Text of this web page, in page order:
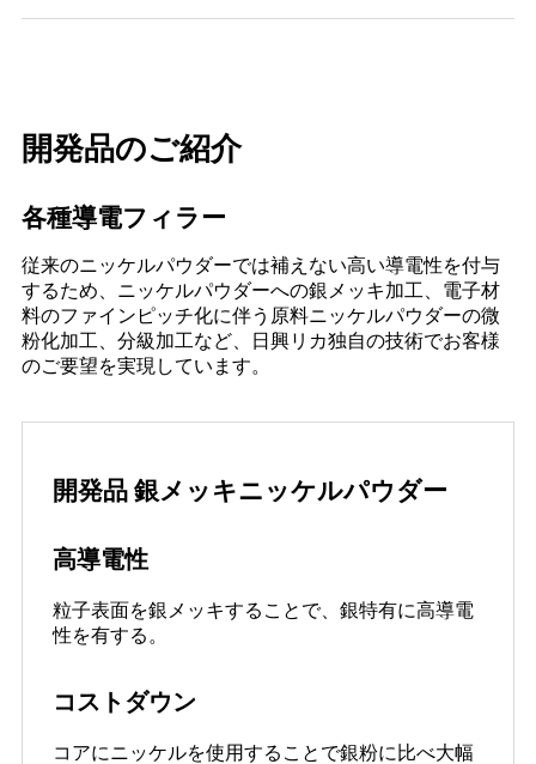
開発品のご紹介
各種導電フィラー
従来のニッケルパウダーでは補えない高い導電性を付与
するため、ニッケルパウダーへの銀メッキ加工、電子材
料のファインピッチ化に伴う原料ニッケルパウダーの微
粉化加工、分級加工など、日興リカ独自の技術でお客様
のご要望を実現しています。
開発品 銀メッキニッケルパウダー
高導電性
粒子表面を銀メッキすることで、銀特有に高導電
性を有する。
コストダウン
コアにニッケルを使用することで銀粉に比べ大幅